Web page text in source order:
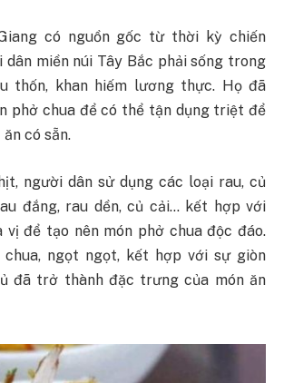
có nguồn gốc từ thời kỳ chiến
dân miền núi Tây Bắc phải sống trong
thốn, khan hiếm lương thực. Họ đã
phở chua để có thể tận dụng triệt để
có sẵn.
người dân sử dụng các loại rau, củ
đắng, rau dền, củ cải… kết hợp với
vị để tạo nên món phở chua độc đáo.
chua, ngọt ngọt, kết hợp với sự giòn
đã trở thành đặc trưng của món ăn